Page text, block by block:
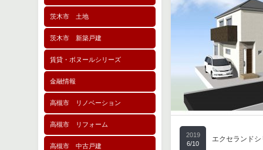
茨木市 土地
茨木市 新築戸建
賃貸・ボヌールシリーズ
金融情報
高槻市 リノベーション
高槻市 リフォーム
高槻市 中古戸建
2019
6/10
エクセランドシ